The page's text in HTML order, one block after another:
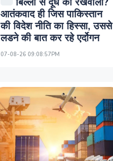
आतंकवाद ही जिस पाकिस्तान
की विदेश नीति का हिस्सा, उससे
लडने की बात कर रहे एर्दोगन
07-08-26 09:08:57PM